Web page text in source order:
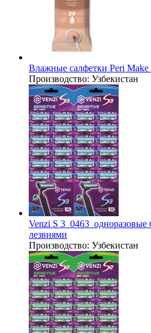
Влажные салфетки Peri
Производство: Узбекистан
Venzi S
лезвиями
Производство: Узбекистан